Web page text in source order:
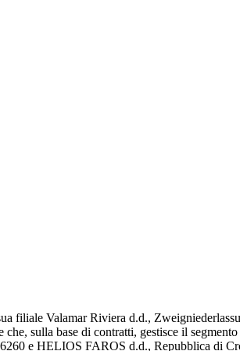
filiale Valamar Riviera d.d.,
sulla base di contratti, gestisce il
e HELIOS FAROS d.d., Repubblica di